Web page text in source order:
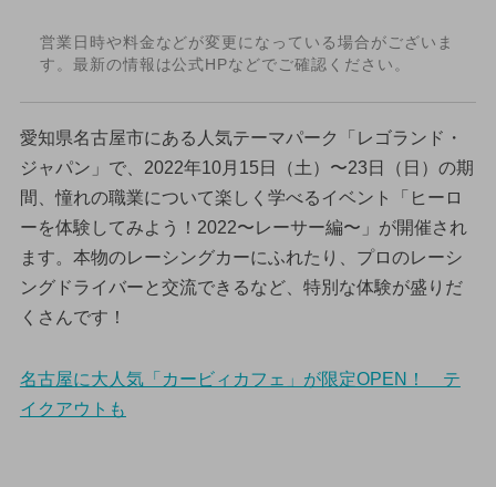
営業日時や料金などが変更になっている場合がございま
す。最新の情報は公式HPなどでご確認ください。
愛知県名古屋市にある人気テーマパーク「レゴランド・
ジャパン」で、2022年10月15日（土）〜23日（日）の期
間、憧れの職業について楽しく学べるイベント「ヒーロ
ーを体験してみよう！2022〜レーサー編〜」が開催され
ます。本物のレーシングカーにふれたり、プロのレーシ
ングドライバーと交流できるなど、特別な体験が盛りだ
くさんです！
名古屋に大人気「カービィカフェ」が限定OPEN！ テ
イクアウトも